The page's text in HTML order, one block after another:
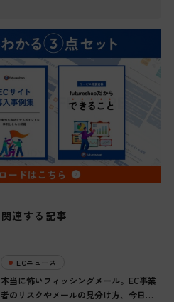
関連する記事
ECニュース
本当に怖いフィッシングメール。EC事業
者のリスクやメールの見分け方、今日か